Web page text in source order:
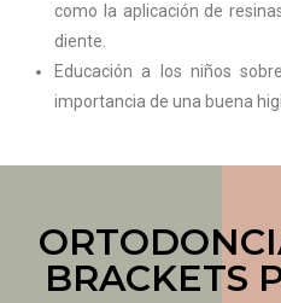
como la aplicación de
diente.
Educación a los niños
importancia de una buena
BRACKETS